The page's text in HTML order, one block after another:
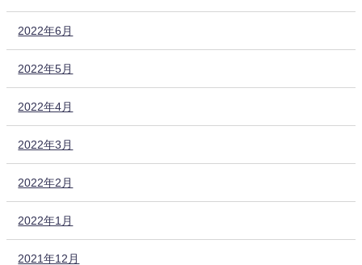
2022年6月
2022年5月
2022年4月
2022年3月
2022年2月
2022年1月
2021年12月